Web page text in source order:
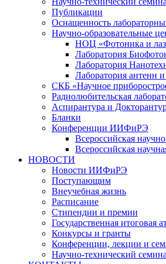
Публикации
Оснащенность
Научно-образовательные
НОЦ «Фотоника и
Лаборатория
Лаборатория
Лаборатория антенн
СКБ «Научное
Радиолюбительская
Аспирантура и
Бланки
Конференции ИИФиРЭ
Всероссийская
Всероссийская
НОВОСТИ
Новости ИИФиРЭ
Поступающим
Внеучебная жизнь
Расписание
Стипендии и премии
Государственная итоговая
Конкурсы и гранты
Конференции, лекции и
Научно-технический